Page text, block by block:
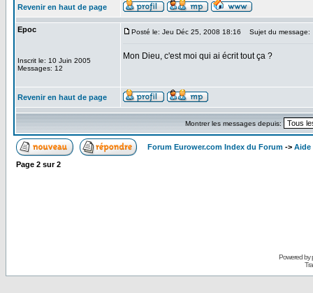
Revenir en haut de page
Epoc
Inscrit le: 10 Juin 2005
Messages: 12
Posté le: Jeu Déc 25, 2008 18:16 Sujet du message:
Mon Dieu, c'est moi qui ai écrit tout ça ?
Revenir en haut de page
Montrer les messages depuis:
Forum Eurower.com Index du Forum -> Aide
Page 2 sur2
Powered by